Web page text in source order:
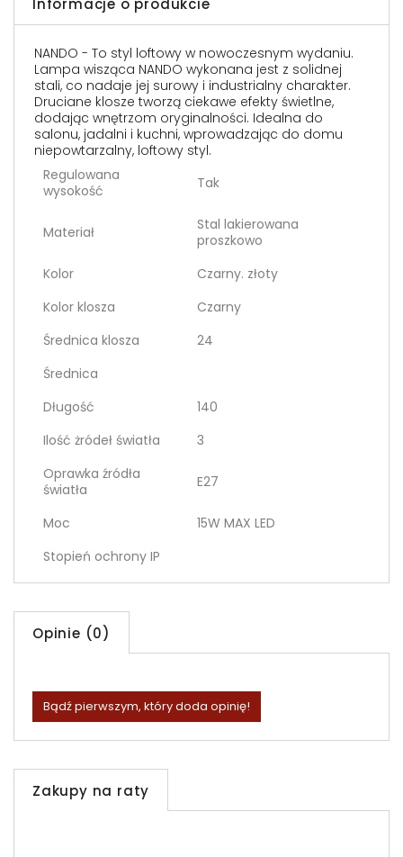
Informacje o produkcie
NANDO - To styl loftowy w nowoczesnym wydaniu.
Lampa wisząca NANDO wykonana jest z solidnej
stali, co nadaje jej surowy i industrialny charakter.
Druciane klosze tworzą ciekawe efekty świetlne,
dodając wnętrzom oryginalności. Idealna do
salonu, jadalni i kuchni, wprowadzając do domu
niepowtarzalny, loftowy styl.
Regulowana
wysokość
Tak
Materiał
Stal lakierowana
proszkowo
Kolor
Czarny. złoty
Kolor klosza
Czarny
Średnica klosza
24
Średnica
Długość
140
Ilość żródeł światła
3
Oprawka źródła
światła
E27
Moc
15W MAX LED
Stopień ochrony IP
Opinie (0)
Bądź pierwszym, który doda opinię!
Zakupy na raty